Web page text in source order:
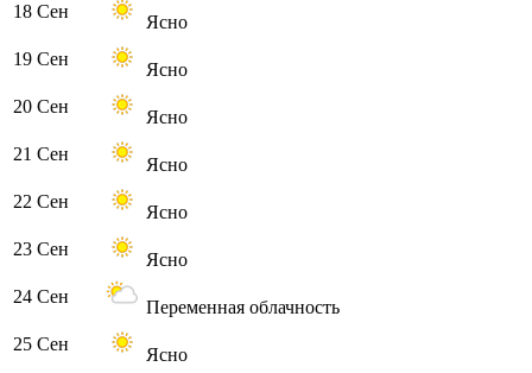
18 Сен
Ясно
19 Сен
Ясно
20 Сен
Ясно
21 Сен
Ясно
22 Сен
Ясно
23 Сен
Ясно
24 Сен
Переменная облачность
25 Сен
Ясно